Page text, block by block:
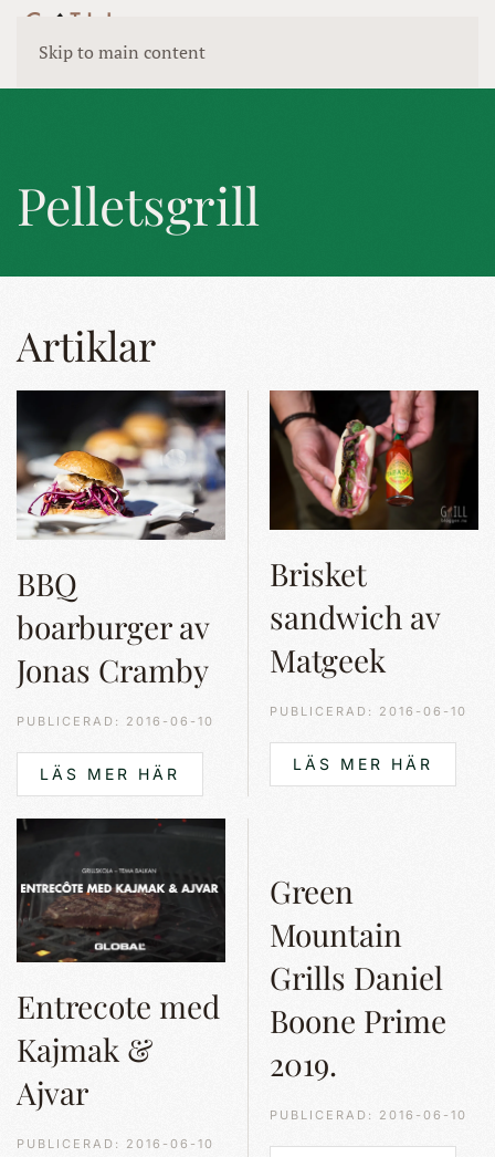
Skip to main content
Pelletsgrill
Artiklar
BBQ
boarburger av
Jonas Cramby
PUBLICERAD: 2016-06-10
LÄS MER HÄR
Brisket
sandwich av
Matgeek
PUBLICERAD: 2016-06-10
LÄS MER HÄR
Entrecote med
Kajmak &
Ajvar
PUBLICERAD: 2016-06-10
Green
Mountain
Grills Daniel
Boone Prime
2019.
PUBLICERAD: 2016-06-10